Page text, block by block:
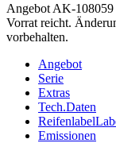
Angebot AK-
Vorrat reicht.
vorbehalten.
Angebot
Serie
Extras
Tech.Daten
Reifenlabel
Emissionen